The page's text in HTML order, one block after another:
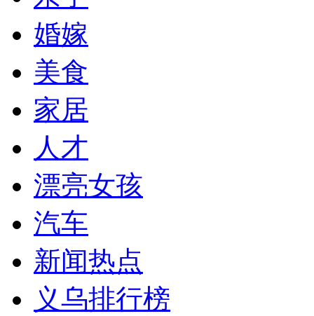
婚嫁
美食
家居
人才
漂亮女孩
汽车
新闻热点
义乌排行榜